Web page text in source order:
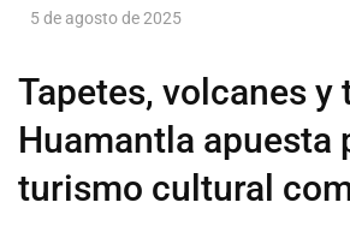
5 de agosto de 2025
Tapetes, volcanes y
Huamantla apuesta
turismo cultural